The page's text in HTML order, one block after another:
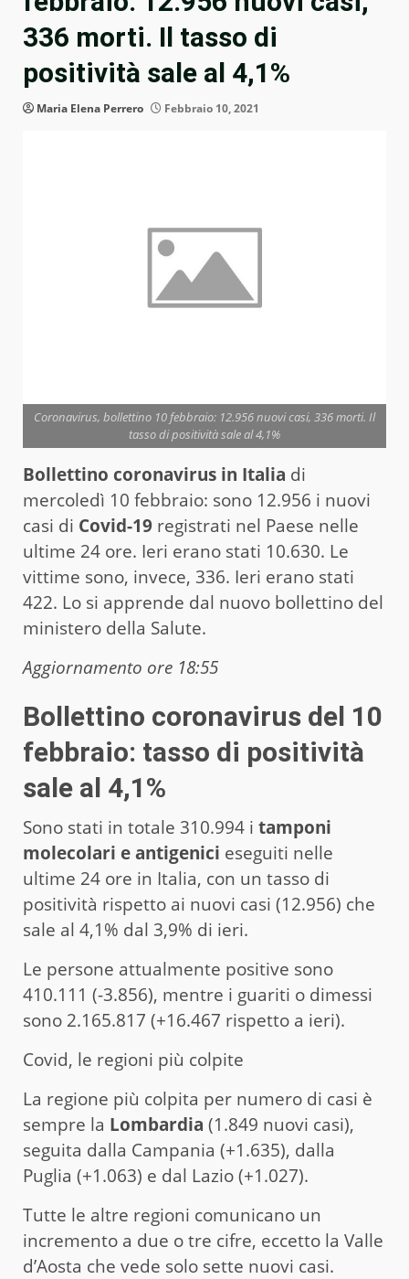
336 morti. Il tasso di
positività sale al 4,1%
Maria Elena Perrero Febbraio 10, 2021
Coronavirus, bollettino 10 febbraio: 12.956 nuovi casi, 336 morti. Il
tasso di positività sale al 4,1%
Bollettino coronavirus in Italia di
mercoledì 10 febbraio: sono 12.956 i nuovi
casi di Covid-19 registrati nel Paese nelle
ultime 24 ore. Ieri erano stati 10.630. Le
vittime sono, invece, 336. Ieri erano stati
422. Lo si apprende dal nuovo bollettino del
ministero della Salute.
Aggiornamento ore 18:55
Bollettino coronavirus del 10
febbraio: tasso di positività
sale al 4,1%
Sono stati in totale 310.994 i tamponi
molecolari e antigenici eseguiti nelle
ultime 24 ore in Italia, con un tasso di
positività rispetto ai nuovi casi (12.956) che
sale al 4,1% dal 3,9% di ieri.
Le persone attualmente positive sono
410.111 (-3.856), mentre i guariti o dimessi
sono 2.165.817 (+16.467 rispetto a ieri).
Covid, le regioni più colpite
La regione più colpita per numero di casi è
sempre la Lombardia (1.849 nuovi casi),
seguita dalla Campania (+1.635), dalla
Puglia (+1.063) e dal Lazio (+1.027).
Tutte le altre regioni comunicano un
incremento a due o tre cifre, eccetto la Valle
d’Aosta che vede solo sette nuovi casi.